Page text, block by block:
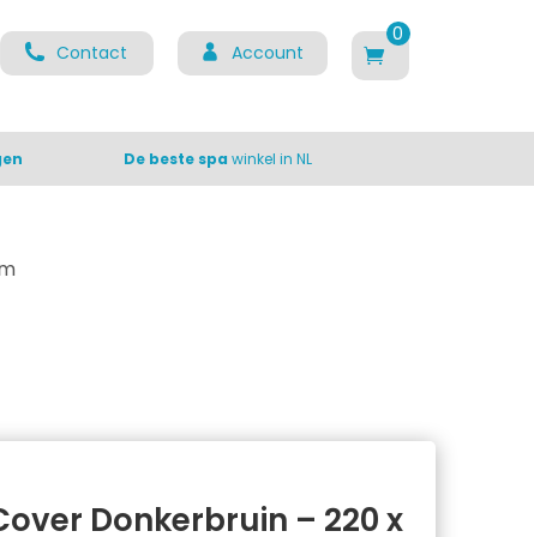
Contact Account
0
m
De beste spa winkel in NL
Donkerbruin – 220 x